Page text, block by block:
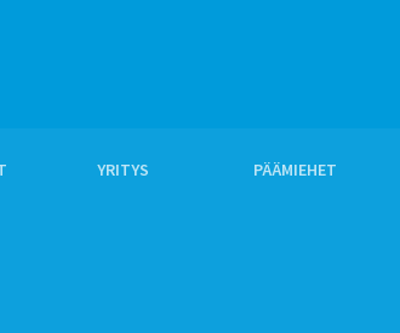
YRITYS PÄÄMIEHET